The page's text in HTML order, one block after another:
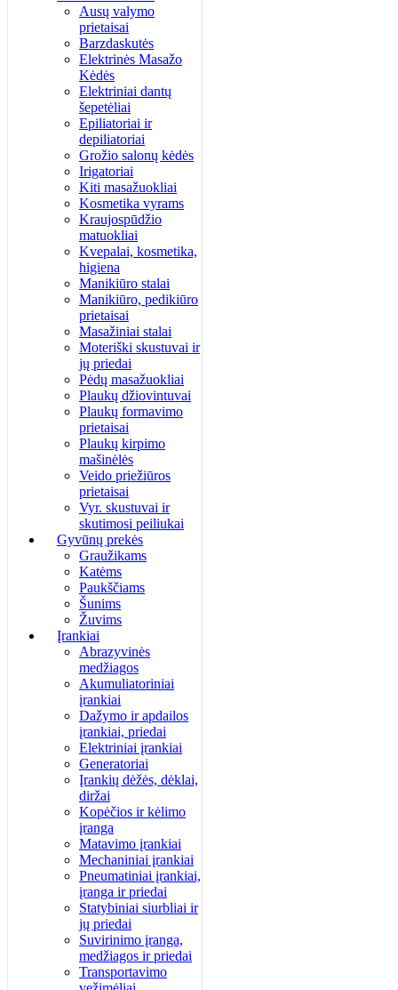
Ausų valymo
prietaisai
Barzdaskutės
Elektrinės Masažo
Kėdės
Elektriniai dantų
šepetėliai
Epiliatoriai ir
depiliatoriai
Grožio salonų kėdės
Irigatoriai
Kiti masažuokliai
Kosmetika vyrams
Kraujospūdžio
matuokliai
Kvepalai, kosmetika,
higiena
Manikiūro stalai
Manikiūro, pedikiūro
prietaisai
Masažiniai stalai
Moteriški skustuvai ir
jų priedai
Pėdų masažuokliai
Plaukų džiovintuvai
Plaukų formavimo
prietaisai
Plaukų kirpimo
mašinėlės
Veido priežiūros
prietaisai
Vyr. skustuvai ir
skutimosi peiliukai
Gyvūnų prekės
Graužikams
Katėms
Paukščiams
Šunims
Žuvims
Įrankiai
Abrazyvinės
medžiagos
Akumuliatoriniai
įrankiai
Dažymo ir apdailos
įrankiai, priedai
Elektriniai įrankiai
Generatoriai
Įrankių dėžės, dėklai,
diržai
Kopėčios ir kėlimo
įranga
Matavimo įrankiai
Mechaniniai įrankiai
Pneumatiniai įrankiai,
įranga ir priedai
Statybiniai siurbliai ir
jų priedai
Suvirinimo įranga,
medžiagos ir priedai
Transportavimo